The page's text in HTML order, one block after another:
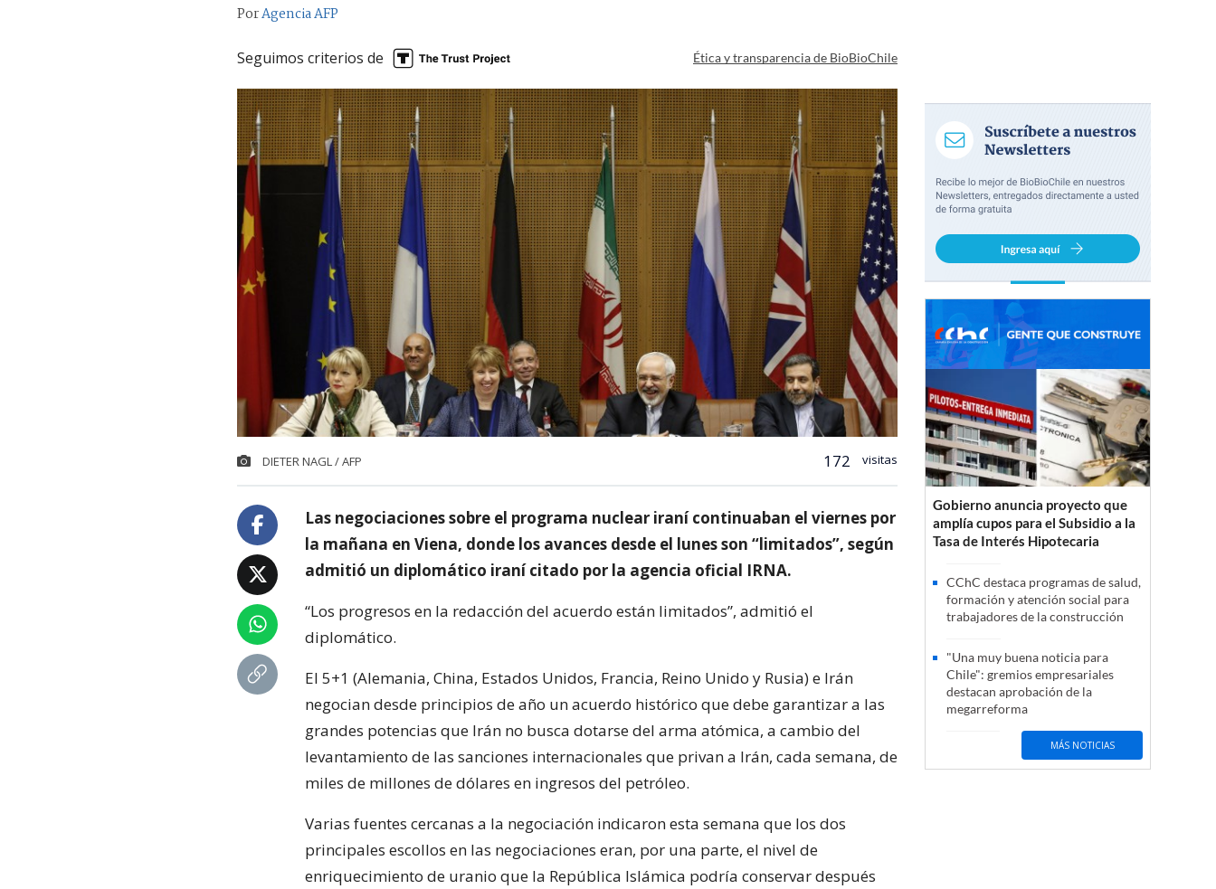
PorAgencia AFP
Seguimos criterios de Ética y transparencia de BioBioChile
DIETER NAGL / AFP 172 visitas
Las negociaciones sobre el programa nuclear iraní continuaban el viernes por
la mañana en Viena, donde los avances desde el lunes son “limitados”, según
admitió un diplomático iraní citado por la agencia oficial IRNA.
“Los progresos en la redacción del acuerdo están limitados”, admitió el
diplomático.
El 5+1 (Alemania, China, Estados Unidos, Francia, Reino Unido y Rusia) e Irán
negocian desde principios de año un acuerdo histórico que debe garantizar a las
grandes potencias que Irán no busca dotarse del arma atómica, a cambio del
levantamiento de las sanciones internacionales que privan a Irán, cada semana, de
miles de millones de dólares en ingresos del petróleo.
Varias fuentes cercanas a la negociación indicaron esta semana que los dos
principales escollos en las negociaciones eran, por una parte, el nivel de
enriquecimiento de uranio que la República Islámica podría conservar después
Gobierno anuncia proyecto que
amplía cupos para el Subsidio a la
Tasa de Interés Hipotecaria
CChC destaca programas de salud,
formación y atención social para
trabajadores de la construcción
"Una muy buena noticia para
Chile": gremios empresariales
destacan aprobación de la
megarreforma
MÁS NOTICIAS